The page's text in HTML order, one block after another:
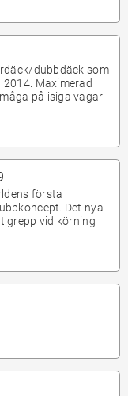
dubbdäck som
Maximerad
på isiga vägar
första
Det nya
grepp vid körning